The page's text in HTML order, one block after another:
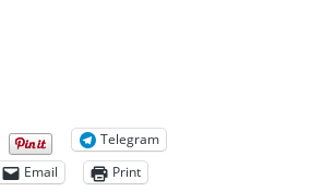
Telegram
Email Print